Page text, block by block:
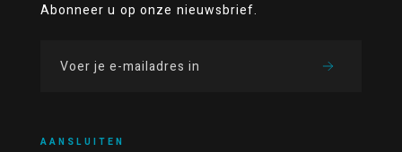
Abonneer u op onze nieuwsbrief.
AANSLUITEN